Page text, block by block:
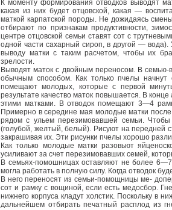
К моменту формирования отводков выводят
какая из них будет отцовской, какая —
маткой карпатской породы. Не дожидаясь
отбирают по признакам продуктивности,
центре отцовской семьи ставят сот с
одной части сахарный сироп, в другой — вода).
выводу матки с таким расчетом, чтобы их
зрелости.
Выводят маток с двойным переносом. В семью-
обычным способом. Как только пчелы начнут
помещают молодых, которые с первой
результате качество маток повышается. В
этими матками. В отводок помещают 3—4
Примерно в середине мая молодые матки
рядом с ульем перезимовавшей семьи.
(голубой, желтый, белый). Рисуют на передней
закрашивая их. Эти рисунки пчелы хорошо
Как только молодые матки разовьют
усиливают за счет перезимовавших семей,
В семьях-помошницах оставляют не более
могла работать в полную силу. Когда отводок
В него переносят из семьи-помощницы ме-
сот и рамку с вощиной, если есть медосбор.
нижнего корпуса кладут холстик. Поскольку в
дальнейшем отбирать печатный расплод из